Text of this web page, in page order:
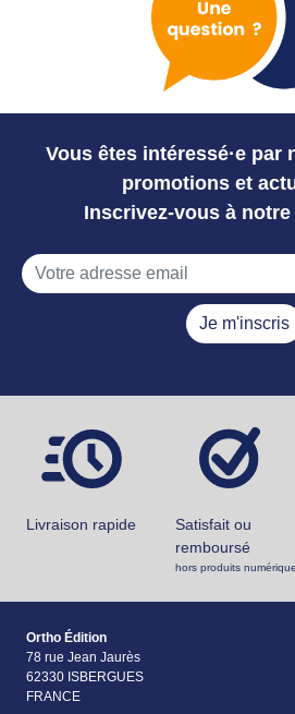
Vous êtes intéressé·e par
promotions et
Inscrivez-vous à
Je m'inscris
Livraison rapide
Satisfait ou
remboursé
hors produits
Ortho Édition
78 rue Jean Jaurès
62330 ISBERGUES
FRANCE